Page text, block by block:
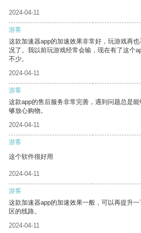
2024-04-11
游客
这款加速器app的加速效果非常好，玩游戏再
况了。我以前玩游戏经常会输，现在有了这个
不少。
2024-04-11
游客
这款app的售后服务非常完善，遇到问题总是
够放心购物。
2024-04-11
游客
这个软件很好用
2024-04-11
游客
这款加速器app的加速效果一般，可以再提升
区的线路。
2024-04-11